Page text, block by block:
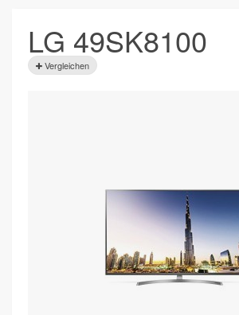
LG 49SK8100
Vergleichen